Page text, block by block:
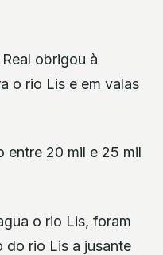
obrigou à
o rio Lis e em valas
entre 20 mil e 25 mil
o rio Lis, foram
do rio Lis a jusante